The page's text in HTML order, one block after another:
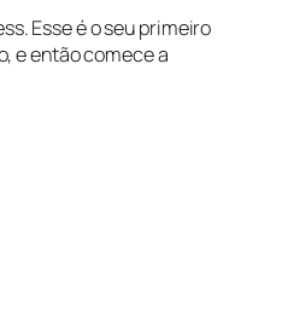
Esse é o seu primeiro
e então comece a